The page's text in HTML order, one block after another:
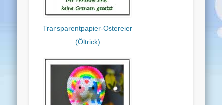
Transparentpapier-Ostereier
(Öltrick)